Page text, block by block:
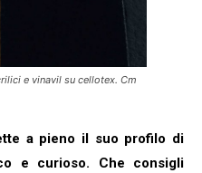
e vinavil su cellotex. Cm
a pieno il suo profilo di
e curioso. Che consigli